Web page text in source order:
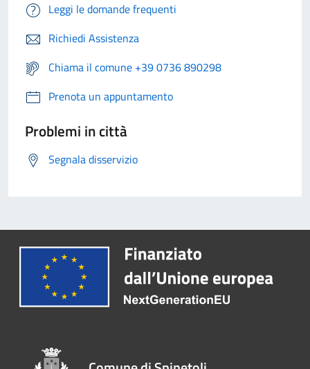
Leggi le domande frequenti
Richiedi Assistenza
Chiama il comune +39 0736 890298
Prenota un appuntamento
Problemi in città
Segnala disservizio